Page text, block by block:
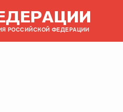
РОССИЙСКОЙ ФЕДЕРАЦИИ